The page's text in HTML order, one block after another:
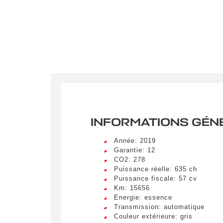
véhicule
Lorem
INFORMATIONS
Année: 2019
Garantie: 12
CO2: 278
Puissance réelle: 635 ch
Puissance fiscale: 57 cv
Km: 15656
Energie: essence
Transmission: automatique
Couleur extérieure: gris